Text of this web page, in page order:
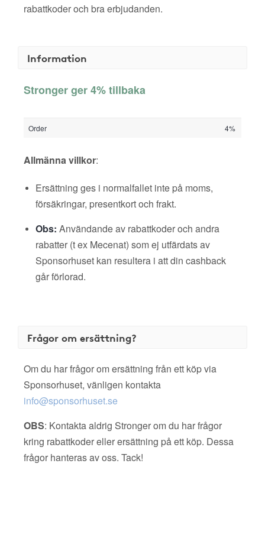
rabattkoder och bra erbjudanden.
Information
Stronger ger 4% tillbaka
Order 4%
Allmänna villkor:
Ersättning ges i normalfallet inte på moms,
försäkringar, presentkort och frakt.
Obs: Användande av rabattkoder och andra
rabatter (t ex Mecenat) som ej utfärdats av
Sponsorhuset kan resultera i att din cashback
går förlorad.
Frågor om ersättning?
Om du har frågor om ersättning från ett köp via
Sponsorhuset, vänligen kontakta
info@sponsorhuset.se
OBS: Kontakta aldrig Stronger om du har frågor
kring rabattkoder eller ersättning på ett köp. Dessa
frågor hanteras av oss. Tack!